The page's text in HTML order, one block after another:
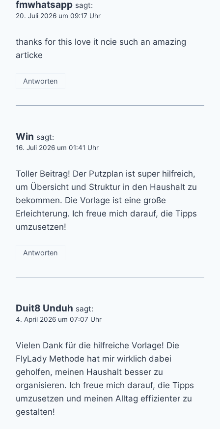
fmwhatsapp sagt:
20. Juli 2026 um 09:17 Uhr
thanks for this love it ncie such an amazing
articke
Antworten
Win sagt:
16. Juli 2026 um 01:41 Uhr
Toller Beitrag! Der Putzplan ist super hilfreich,
um Übersicht und Struktur in den Haushalt zu
bekommen. Die Vorlage ist eine große
Erleichterung. Ich freue mich darauf, die Tipps
umzusetzen!
Antworten
Duit8 Unduh sagt:
4. April 2026 um 07:07 Uhr
Vielen Dank für die hilfreiche Vorlage! Die
FlyLady Methode hat mir wirklich dabei
geholfen, meinen Haushalt besser zu
organisieren. Ich freue mich darauf, die Tipps
umzusetzen und meinen Alltag effizienter zu
gestalten!